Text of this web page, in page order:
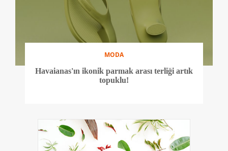
MODA
Havaianas'ın ikonik parmak arası terliği artık
topuklu!